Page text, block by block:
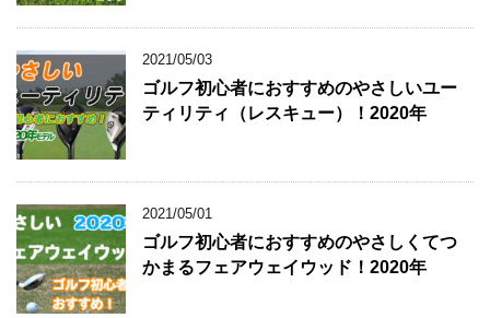
2021/05/03
ゴルフ初心者におすすめのやさしいユー
ティリティ（レスキュー）！2020年
2021/05/01
ゴルフ初心者におすすめのやさしくてつ
かまるフェアウェイウッド！2020年